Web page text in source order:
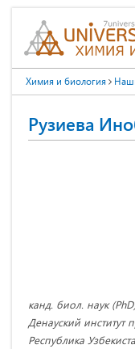
Химия и биология
Рузиева
канд. биол. наук
Денауский институт
Республика